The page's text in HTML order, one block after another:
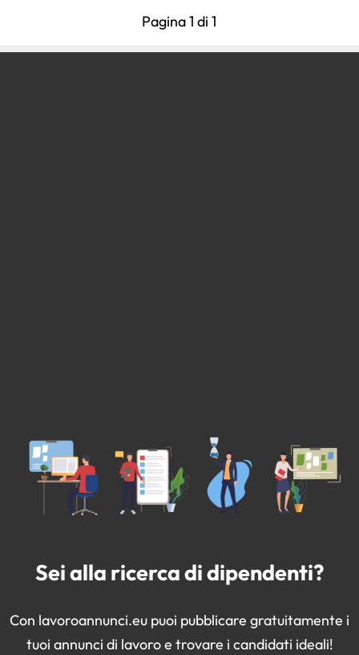
Pagina 1 di 1
Sei alla ricerca di dipendenti?
Con lavoroannunci.eu puoi pubblicare gratuitamente i
tuoi annunci di lavoro e trovare i candidati ideali!